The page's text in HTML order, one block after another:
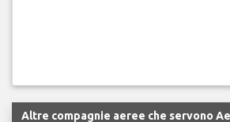
Altre compagnie aeree che servono